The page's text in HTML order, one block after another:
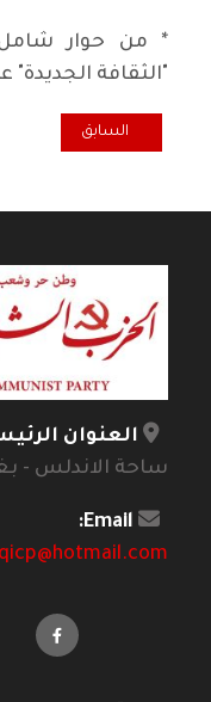
* من حوار
"الثقافة الجديدة" عدد: 419-420
المقال السابق:
السابق
العنوان
ساحة الاندلس -
Email: